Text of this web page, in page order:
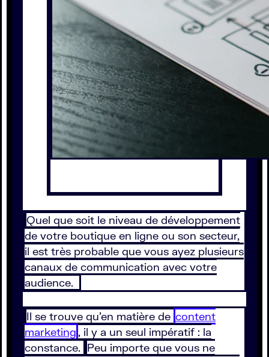
Quel que soit le niveau de développement
de votre boutique en ligne ou son secteur,
il est très probable que vous ayez plusieurs
canaux de communication avec votre
audience.
Il se trouve qu’en matière de content
marketing , il y a un seul impératif : la
constance. Peu importe que vous ne